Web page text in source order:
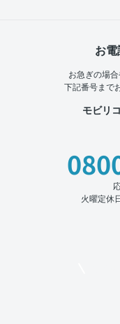
お
お急ぎの場
下記番号まで
モビリ
火曜定休